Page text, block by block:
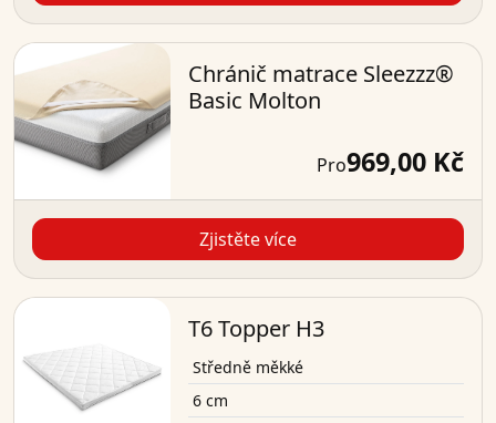
Chránič matrace Sleezzz®
Basic Molton
Pro969,00 Kč
Zjistěte více
T6 Topper H3
Středně měkké
6 cm